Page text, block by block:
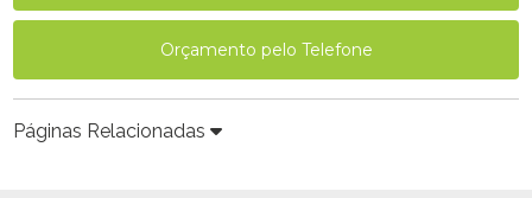
Orçamento pelo Telefone
Páginas Relacionadas